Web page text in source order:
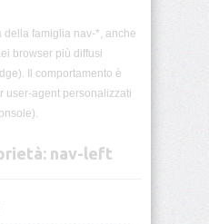
della famiglia nav-*, anche
browser più diffusi
Il comportamento è
user-agent personalizzati
nav-left